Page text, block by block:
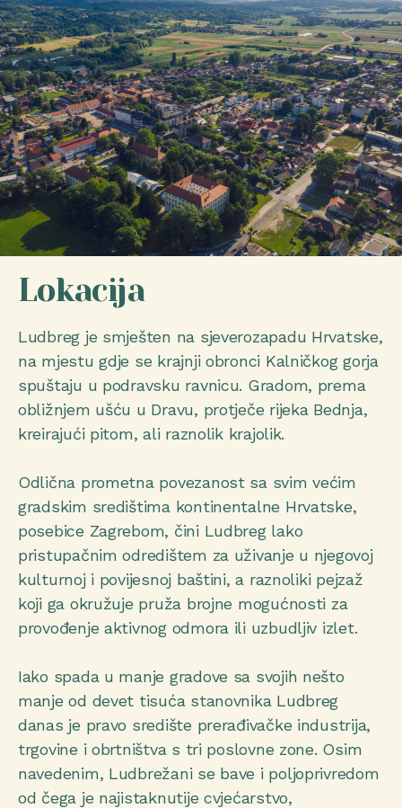
Lokacija
Ludbreg je smješten na sjeverozapadu Hrvatske,
na mjestu gdje se krajnji obronci Kalničkog gorja
spuštaju u podravsku ravnicu. Gradom, prema
obližnjem ušću u Dravu, protječe rijeka Bednja,
kreirajući pitom, ali raznolik krajolik.
Odlična prometna povezanost sa svim većim
gradskim središtima kontinentalne Hrvatske,
posebice Zagrebom, čini Ludbreg lako
pristupačnim odredištem za uživanje u njegovoj
kulturnoj i povijesnoj baštini, a raznoliki pejzaž
koji ga okružuje pruža brojne mogućnosti za
provođenje aktivnog odmora ili uzbudljiv izlet.
Iako spada u manje gradove sa svojih nešto
manje od devet tisuća stanovnika Ludbreg
danas je pravo središte prerađivačke industrija,
trgovine i obrtništva s tri poslovne zone. Osim
navedenim, Ludbrežani se bave i poljoprivredom
od čega je najistaknutije cvjećarstvo,